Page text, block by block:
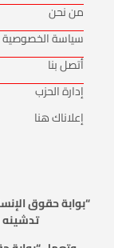
من نحن
سياسة الخصوصية
أتصل بنا
إدارة الحزب
إعلاناك هنا
“بوابة حقوق
تدشينه رسميا